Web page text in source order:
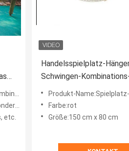
etc.
Handelsspielplatz-
Schwingen-
Hängematte im Freien
Produkt-Name:Spielplatz-
Farbe:rot
Größe:150 cm x 80 cm